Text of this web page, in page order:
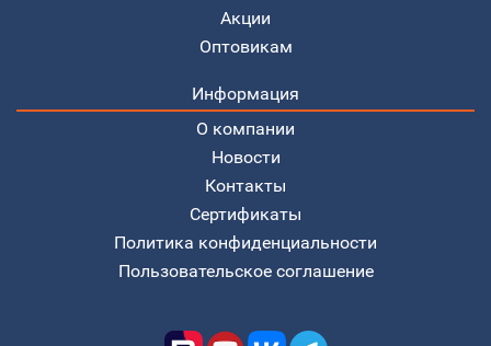
Акции
Оптовикам
Информация
О компании
Новости
Контакты
Сертификаты
Политика конфиденциальности
Пользовательское соглашение